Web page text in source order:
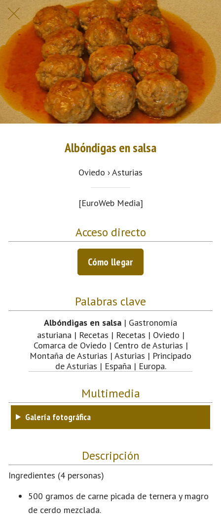
Albóndigas en salsa
Oviedo › Asturias
[EuroWeb Media]
Acceso directo
Cómo llegar
Palabras clave
Albóndigas en salsa | Gastronomía
asturiana | Recetas | Recetas | Oviedo |
Comarca de Oviedo | Centro de Asturias |
Montaña de Asturias | Asturias | Principado
de Asturias | España | Europa.
Multimedia
Galería fotográfica
Descripción
Ingredientes (4 personas)
500 gramos de carne picada de ternera y magro
de cerdo mezclada.